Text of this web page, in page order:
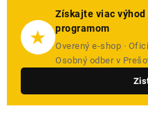
★
Získajte viac
programom
Overený e-shop ·
Osobný odber v